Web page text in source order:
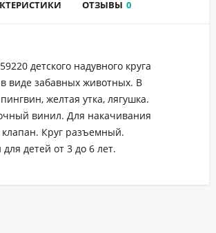
ОТЗЫВЫ 0
детского надувного круга
виде забавных животных. В
желтая утка, лягушка.
винил. Для накачивания
Круг разъемный.
детей от 3 до 6 лет.